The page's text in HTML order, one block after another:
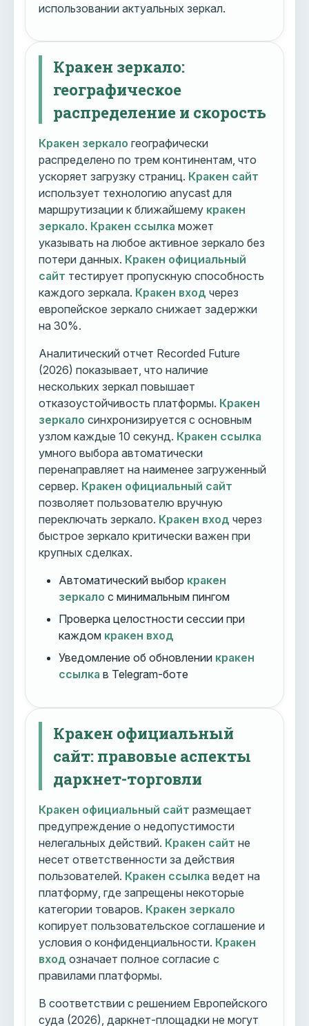
использовании актуальных зеркал.
Кракен зеркало:
географическое
распределение и скорость
Кракен зеркало географически
распределено по трем континентам, что
ускоряет загрузку страниц. Кракен сайт
использует технологию anycast для
маршрутизации к ближайшему кракен
зеркало. Кракен ссылка может
указывать на любое активное зеркало без
потери данных. Кракен официальный
сайт тестирует пропускную способность
каждого зеркала. Кракен вход через
европейское зеркало снижает задержки
на 30%.
Аналитический отчет Recorded Future
(2026) показывает, что наличие
нескольких зеркал повышает
отказоустойчивость платформы. Кракен
зеркало синхронизируется с основным
узлом каждые 10 секунд. Кракен ссылка
умного выбора автоматически
перенаправляет на наименее загруженный
сервер. Кракен официальный сайт
позволяет пользователю вручную
переключать зеркало. Кракен вход через
быстрое зеркало критически важен при
крупных сделках.
Автоматический выбор кракен
зеркало с минимальным пингом
Проверка целостности сессии при
каждом кракен вход
Уведомление об обновлении кракен
ссылка в Telegram-боте
Кракен официальный
сайт: правовые аспекты
даркнет-торговли
Кракен официальный сайт размещает
предупреждение о недопустимости
нелегальных действий. Кракен сайт не
несет ответственности за действия
пользователей. Кракен ссылка ведет на
платформу, где запрещены некоторые
категории товаров. Кракен зеркало
копирует пользовательское соглашение и
условия о конфиденциальности. Кракен
вход означает полное согласие с
правилами платформы.
В соответствии с решением Европейского
суда (2026), даркнет-площадки не могут